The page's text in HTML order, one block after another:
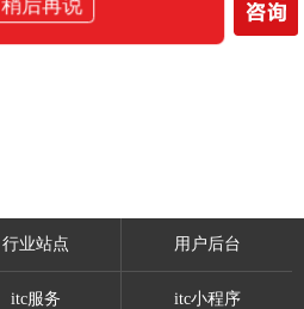
行业站点 用户后台
itc服务 itc小程序
稍后再说